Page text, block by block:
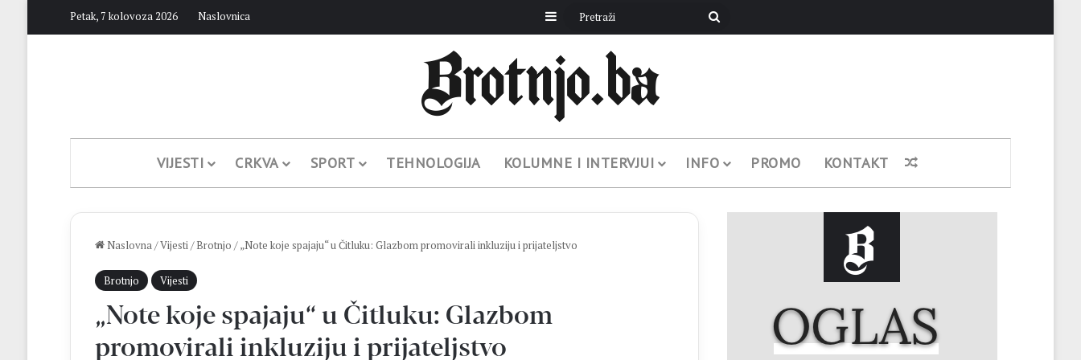
Petak, 7 kolovoza 2026 Naslovnica Sidebar Pretraži
VIJESTI CRKVA SPORT TEHNOLOGIJA KOLUMNE I INTERVJUI INFO PROMO KONTAKT Nasumični članak
Naslovna/Vijesti/ Brotnjo / „Note koje spajaju“ u Čitluku: Glazbom promovirali inkluziju i prijateljstvo
Brotnjo Vijesti
„Note koje spajaju“ u Čitluku: Glazbom
promovirali inkluziju i prijateljstvo